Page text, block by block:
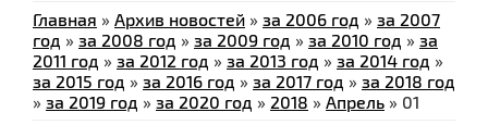
Главная » Архив новостей » за 2006 год » за 2007
год » за 2008 год » за 2009 год » за 2010 год » за
2011 год » за 2012 год » за 2013 год » за 2014 год »
за 2015 год » за 2016 год » за 2017 год » за 2018 год
» за 2019 год » за 2020 год » 2018 » Апрель » 01